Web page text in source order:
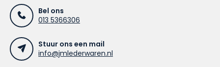
Bel ons
013 5366306
Stuur ons een mail
info@jmlederwaren.nl